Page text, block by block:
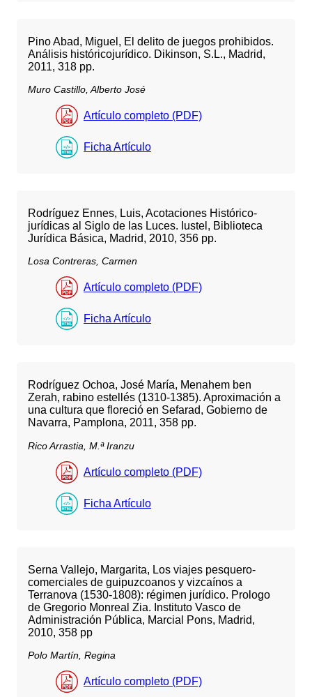
Pino Abad, Miguel, El delito de juegos prohibidos.
Análisis históricojurídico. Dikinson, S.L., Madrid,
2011, 318 pp.
Muro Castillo, Alberto José
Artículo completo (PDF)
Ficha Artículo
Rodríguez Ennes, Luis, Acotaciones Histórico-
jurídicas al Siglo de las Luces. Iustel, Biblioteca
Jurídica Básica, Madrid, 2010, 356 pp.
Losa Contreras, Carmen
Artículo completo (PDF)
Ficha Artículo
Rodríguez Ochoa, José María, Menahem ben
Zerah, rabino estellés (1310-1385). Aproximación a
una cultura que floreció en Sefarad, Gobierno de
Navarra, Pamplona, 2011, 358 pp.
Rico Arrastia, M.ª Iranzu
Artículo completo (PDF)
Ficha Artículo
Serna Vallejo, Margarita, Los viajes pesquero-
comerciales de guipuzcoanos y vizcaínos a
Terranova (1530-1808): régimen jurídico. Prologo
de Gregorio Monreal Zia. Instituto Vasco de
Administración Pública, Marcial Pons, Madrid,
2010, 358 pp
Polo Martín, Regina
Artículo completo (PDF)